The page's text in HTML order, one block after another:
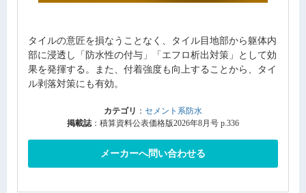
タイルの意匠を損なうことなく、タイル目地部から躯体内
部に浸透し「防水性の付与」「エフロ析出対策」として効
果を発揮する。また、付着強度も向上することから、タイ
ル剥落対策にも有効。
カテゴリ ： セメント系防水
掲載誌 ：積算資料公表価格版2026年8月号 p.336
メーカーへ問い合わせる